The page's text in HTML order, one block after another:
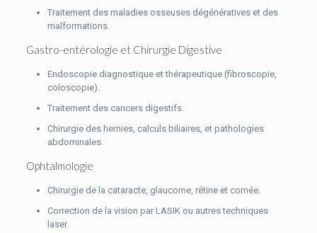
Traitement des maladies osseuses dégénératives et des
malformations.
Gastro-entérologie et Chirurgie Digestive
Endoscopie diagnostique et thérapeutique (fibroscopie,
coloscopie).
Traitement des cancers digestifs.
Chirurgie des hernies, calculs biliaires, et pathologies
abdominales.
Ophtalmologie
Chirurgie de la cataracte, glaucome, rétine et cornée.
Correction de la vision par LASIK ou autres techniques
laser.